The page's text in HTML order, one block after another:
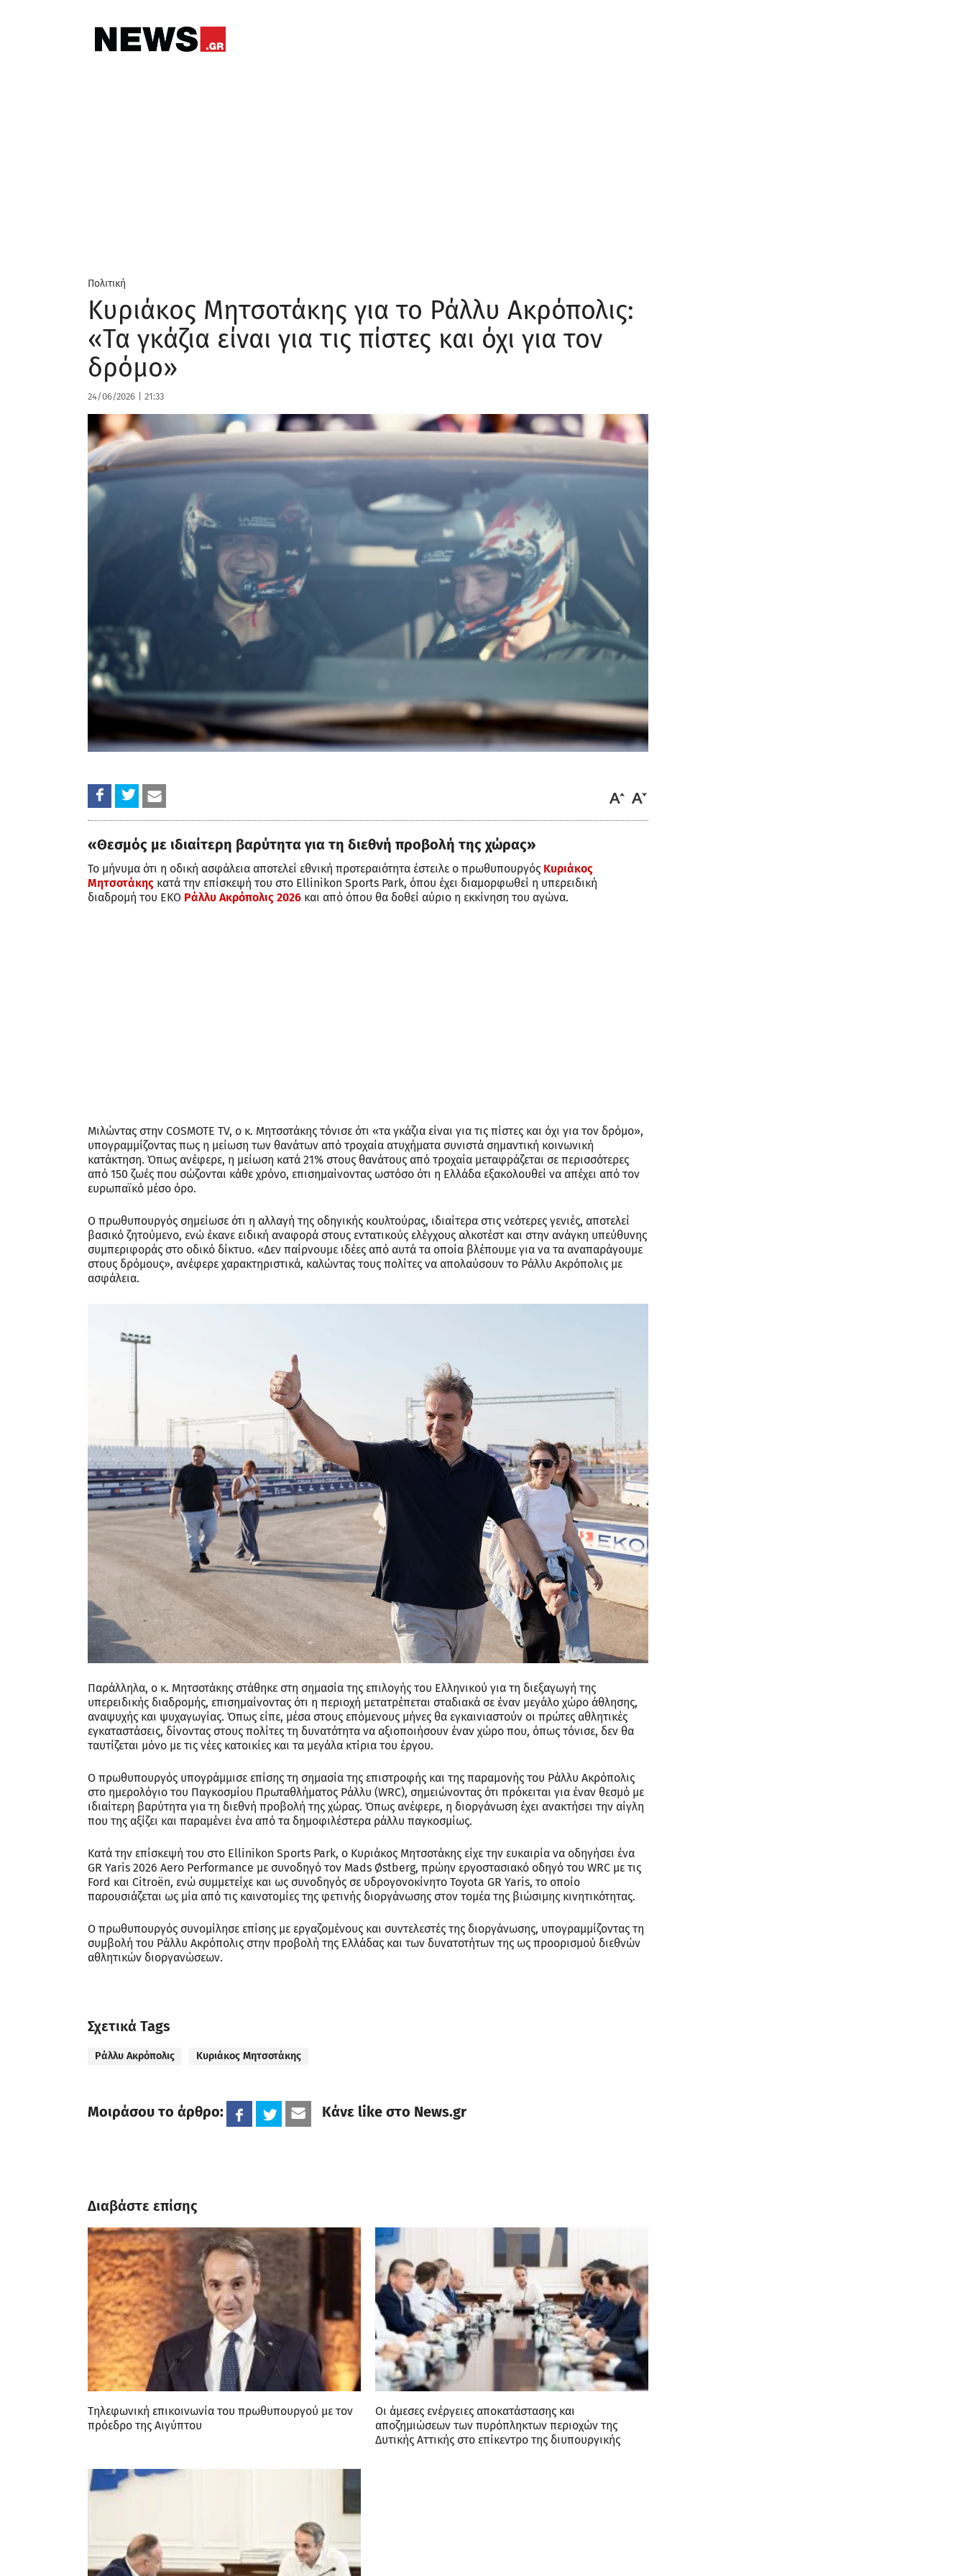
Πολιτική
Κυριάκος Μητσοτάκης για το Ράλλυ Ακρόπολις:
«Τα γκάζια είναι για τις πίστες και όχι για τον
δρόμο»
24/06/2026 21:33
«Θεσμός με ιδιαίτερη βαρύτητα για τη διεθνή προβολή της χώρας»
Το μήνυμα ότι η οδική ασφάλεια αποτελεί εθνική προτεραιότητα έστειλε ο πρωθυπουργός Κυριάκος
Μητσοτάκης κατά την επίσκεψή του στο Ellinikon Sports Park, όπου έχει διαμορφωθεί η υπερειδική
διαδρομή του ΕΚΟ Ράλλυ Ακρόπολις 2026 και από όπου θα δοθεί αύριο η εκκίνηση του αγώνα.
Μιλώντας στην COSMOTE TV, ο κ. Μητσοτάκης τόνισε ότι «τα γκάζια είναι για τις πίστες και όχι για τον δρόμο»,
υπογραμμίζοντας πως η μείωση των θανάτων από τροχαία ατυχήματα συνιστά σημαντική κοινωνική
κατάκτηση. Όπως ανέφερε, η μείωση κατά 21% στους θανάτους από τροχαία μεταφράζεται σε περισσότερες
από 150 ζωές που σώζονται κάθε χρόνο, επισημαίνοντας ωστόσο ότι η Ελλάδα εξακολουθεί να απέχει από τον
ευρωπαϊκό μέσο όρο.
Ο πρωθυπουργός σημείωσε ότι η αλλαγή της οδηγικής κουλτούρας, ιδιαίτερα στις νεότερες γενιές, αποτελεί
βασικό ζητούμενο, ενώ έκανε ειδική αναφορά στους εντατικούς ελέγχους αλκοτέστ και στην ανάγκη υπεύθυνης
συμπεριφοράς στο οδικό δίκτυο. «Δεν παίρνουμε ιδέες από αυτά τα οποία βλέπουμε για να τα αναπαράγουμε
στους δρόμους», ανέφερε χαρακτηριστικά, καλώντας τους πολίτες να απολαύσουν το Ράλλυ Ακρόπολις με
ασφάλεια.
Παράλληλα, ο κ. Μητσοτάκης στάθηκε στη σημασία της επιλογής του Ελληνικού για τη διεξαγωγή της
υπερειδικής διαδρομής, επισημαίνοντας ότι η περιοχή μετατρέπεται σταδιακά σε έναν μεγάλο χώρο άθλησης,
αναψυχής και ψυχαγωγίας. Όπως είπε, μέσα στους επόμενους μήνες θα εγκαινιαστούν οι πρώτες αθλητικές
εγκαταστάσεις, δίνοντας στους πολίτες τη δυνατότητα να αξιοποιήσουν έναν χώρο που, όπως τόνισε, δεν θα
ταυτίζεται μόνο με τις νέες κατοικίες και τα μεγάλα κτίρια του έργου.
Ο πρωθυπουργός υπογράμμισε επίσης τη σημασία της επιστροφής και της παραμονής του Ράλλυ Ακρόπολις
στο ημερολόγιο του Παγκοσμίου Πρωταθλήματος Ράλλυ (WRC), σημειώνοντας ότι πρόκειται για έναν θεσμό με
ιδιαίτερη βαρύτητα για τη διεθνή προβολή της χώρας. Όπως ανέφερε, η διοργάνωση έχει ανακτήσει την αίγλη
που της αξίζει και παραμένει ένα από τα δημοφιλέστερα ράλλυ παγκοσμίως.
Κατά την επίσκεψή του στο Ellinikon Sports Park, ο Κυριάκος Μητσοτάκης είχε την ευκαιρία να οδηγήσει ένα
GR Yaris 2026 Aero Performance με συνοδηγό τον Mads Østberg, πρώην εργοστασιακό οδηγό του WRC με τις
Ford και Citroën, ενώ συμμετείχε και ως συνοδηγός σε υδρογονοκίνητο Toyota GR Yaris, το οποίο
παρουσιάζεται ως μία από τις καινοτομίες της φετινής διοργάνωσης στον τομέα της βιώσιμης κινητικότητας.
Ο πρωθυπουργός συνομίλησε επίσης με εργαζομένους και συντελεστές της διοργάνωσης, υπογραμμίζοντας τη
συμβολή του Ράλλυ Ακρόπολις στην προβολή της Ελλάδας και των δυνατοτήτων της ως προορισμού διεθνών
αθλητικών διοργανώσεων.
Σχετικά Tags
Ράλλυ Ακρόπολις Κυριάκος Μητσοτάκης
Μοιράσου το άρθρο: Κάνε like στο News.gr
Διαβάστε επίσης
Τηλεφωνική επικοινωνία του πρωθυπουργού με τον
πρόεδρο της Αιγύπτου
Οι άμεσες ενέργειες αποκατάστασης και
αποζημιώσεων των πυρόπληκτων περιοχών της
Δυτικής Αττικής στο επίκεντρο της διυπουργικής